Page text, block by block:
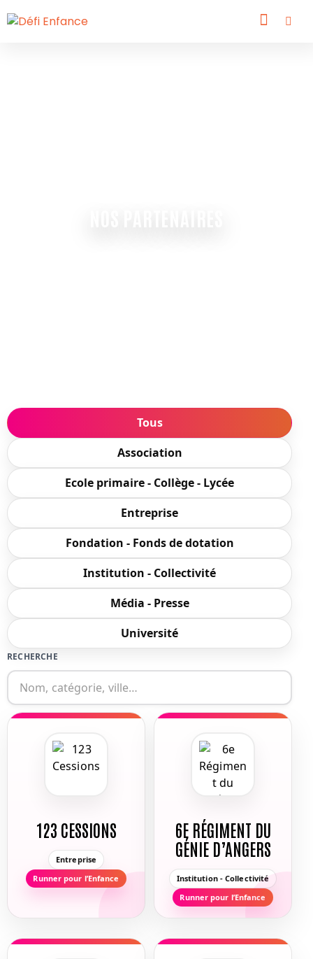
Tous
Association
Ecole primaire - Collège - Lycée
Entreprise
Fondation - Fonds de dotation
Institution - Collectivité
Média - Presse
Université
RECHERCHE
123 CESSIONS
Entreprise
Runner pour l’Enfance
6E RÉGIMENT DU
GÉNIE D’ANGERS
Institution - Collectivité
Runner pour l’Enfance